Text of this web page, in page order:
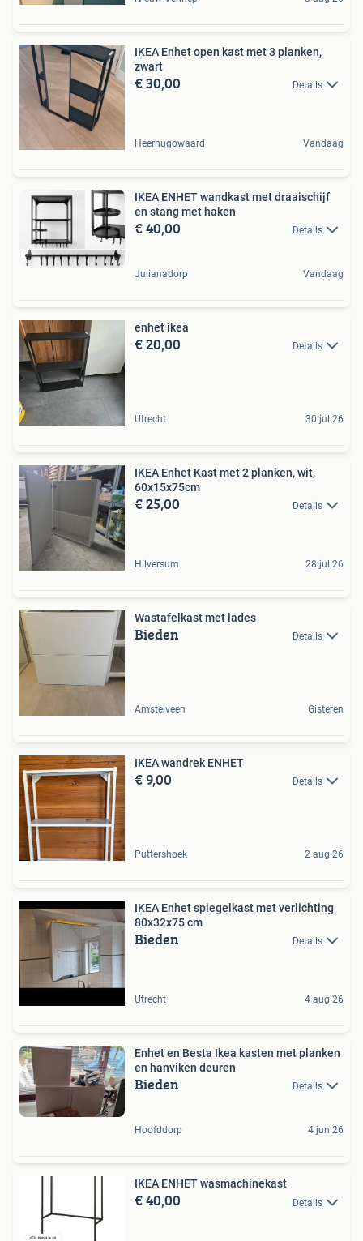
IKEA Enhet open kast met 3 planken,
zwart
€ 30,00 Details
Heerhugowaard Vandaag
IKEA ENHET wandkast met draaischijf
en stang met haken
€ 40,00 Details
Julianadorp Vandaag
enhet ikea
€ 20,00 Details
Utrecht 30 jul 26
IKEA Enhet Kast met 2 planken, wit,
60x15x75cm
€ 25,00 Details
Hilversum 28 jul 26
Wastafelkast met lades
Bieden Details
Amstelveen Gisteren
IKEA wandrek ENHET
€ 9,00 Details
Puttershoek 2 aug 26
IKEA Enhet spiegelkast met verlichting
80x32x75 cm
Bieden Details
Utrecht 4 aug 26
Enhet en Besta Ikea kasten met planken
en hanviken deuren
Bieden Details
Hoofddorp 4 jun 26
IKEA ENHET wasmachinekast
€ 40,00 Details